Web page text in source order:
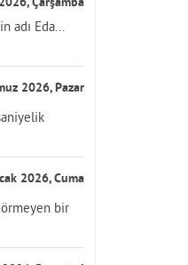
Çarşamba
adı Eda...
2026, Pazar
2026, Cuma
bir